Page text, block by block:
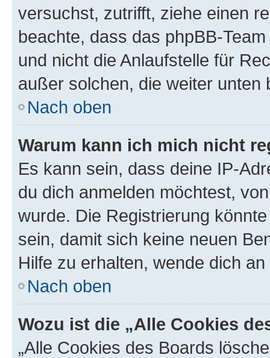
versuchst, zutrifft, ziehe einen
beachte, dass das phpBB-
und nicht die Anlaufstelle für
außer solchen, die weiter unten
Nach oben
Warum kann ich mich nicht
Es kann sein, dass deine IP-
du dich anmelden möchtest,
wurde. Die Registrierung
sein, damit sich keine neuen
Hilfe zu erhalten, wende dich
Nach oben
Wozu ist die „Alle Cookies
„Alle Cookies des Boards